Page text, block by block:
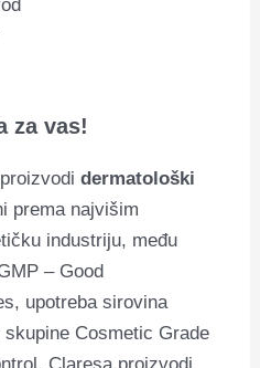
za vas!
dermatološki
prema najvišim
industriju, među
– Good
upotreba sirovina
Cosmetic Grade